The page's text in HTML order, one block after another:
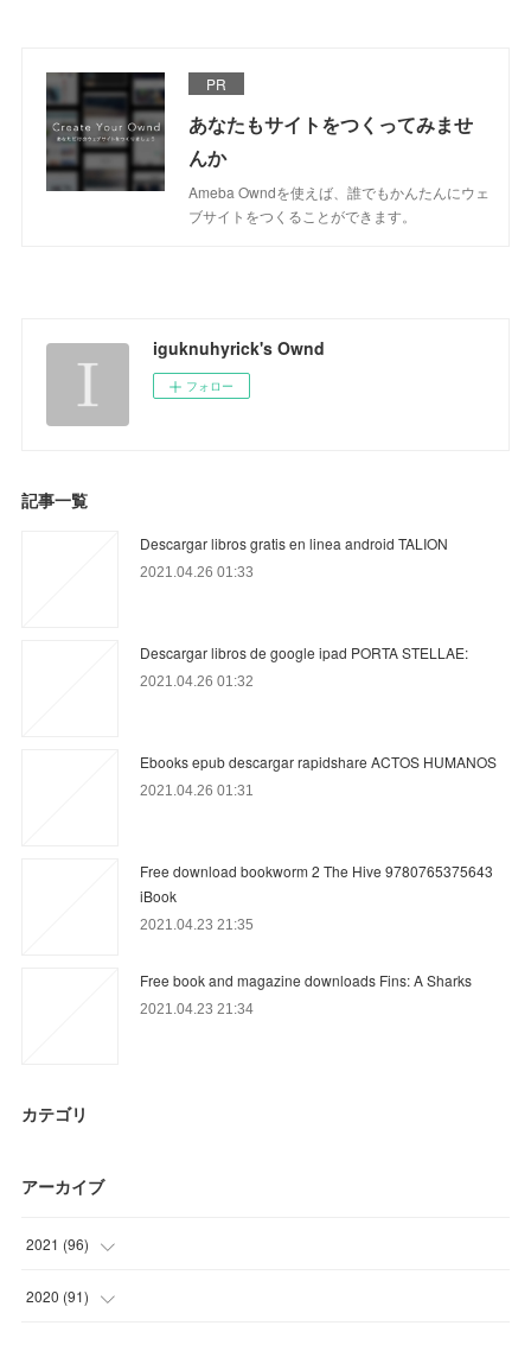
PR
あなたもサイトをつくってみませ
んか
Ameba Owndを使えば、誰でもかんたんにウェ
ブサイトをつくることができます。
iguknuhyrick's Ownd
フォロー
記事一覧
Descargar libros gratis en linea android TALION
2021.04.26 01:33
Descargar libros de google ipad PORTA STELLAE:
2021.04.26 01:32
Ebooks epub descargar rapidshare ACTOS HUMANOS
2021.04.26 01:31
Free download bookworm 2 The Hive 9780765375643
iBook
2021.04.23 21:35
Free book and magazine downloads Fins: A Sharks
2021.04.23 21:34
カテゴリ
アーカイブ
2021 (96)
(27 )
2020 (91)